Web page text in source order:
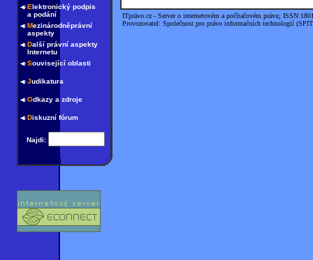
Elektronický podpis
a podání
Mezinárodněprávní
aspekty
Další právní aspekty
Internetu
Související oblasti
Judikatura
Odkazy a zdroje
Diskuzní fórum
Najdi:
ITprávo.cz - Server o internetovém a počítačovém právu;
Provozovatel: Společnost pro právo informačních technologií